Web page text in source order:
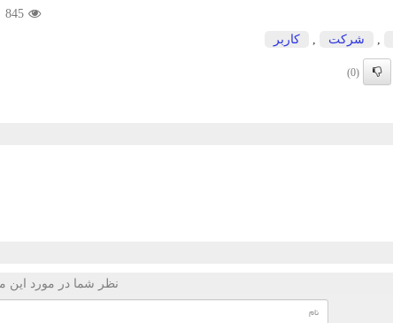
845
, شركت , كاربر
(0)
نظر شما در مورد این